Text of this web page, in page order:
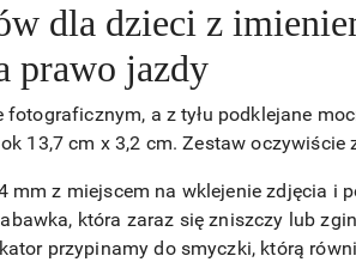
dla dzieci z
prawo jazdy
a z tyłu podklejane
13,7 cm x 3,2 cm. Zestaw oczywiście
z miejscem na wklejenie zdjęcia i
która zaraz się zniszczy lub
przypinamy do smyczki, którą